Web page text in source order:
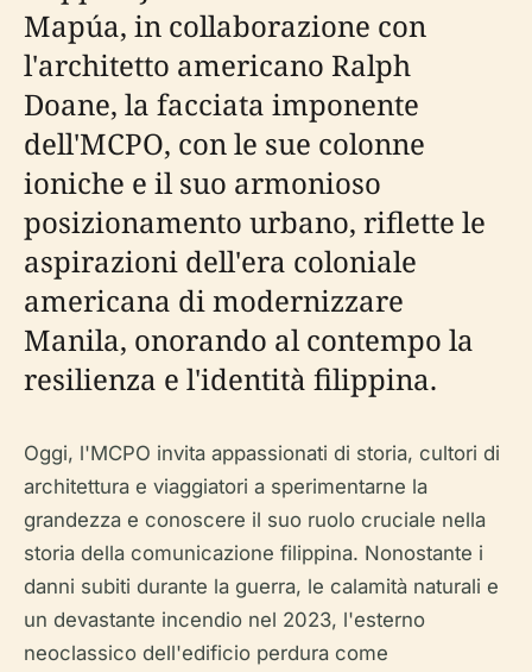
Mapúa, in collaborazione con
l'architetto americano Ralph
Doane, la facciata imponente
dell'MCPO, con le sue colonne
ioniche e il suo armonioso
posizionamento urbano, riflette le
aspirazioni dell'era coloniale
americana di modernizzare
Manila, onorando al contempo la
resilienza e l'identità filippina.
Oggi, l'MCPO invita appassionati di storia, cultori di
architettura e viaggiatori a sperimentarne la
grandezza e conoscere il suo ruolo cruciale nella
storia della comunicazione filippina. Nonostante i
danni subiti durante la guerra, le calamità naturali e
un devastante incendio nel 2023, l'esterno
neoclassico dell'edificio perdura come